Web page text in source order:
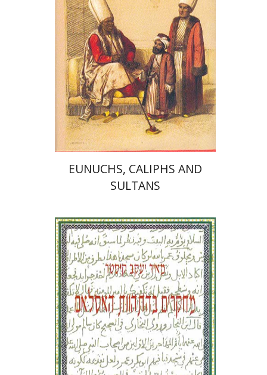
הנחת אתר ספר מודפס
$53
$48
EUNUCHS, CALIPHS AND
SULTANS
מאיר יעקב קיסטר
מיכאל לקר
אהרן אמיר